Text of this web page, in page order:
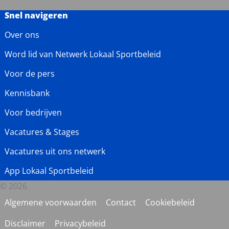
Snel navigeren
Over ons
Word lid van Netwerk Lokaal Sportbeleid
Voor de pers
Kennisbank
Voor bedrijven
Vacatures & Stages
Vacatures uit ons netwerk
App Lokaal Sportbeleid
© 2026
Algemene voorwaarden
Contact
Cookiebeleid
Disclaimer
Privacybeleid